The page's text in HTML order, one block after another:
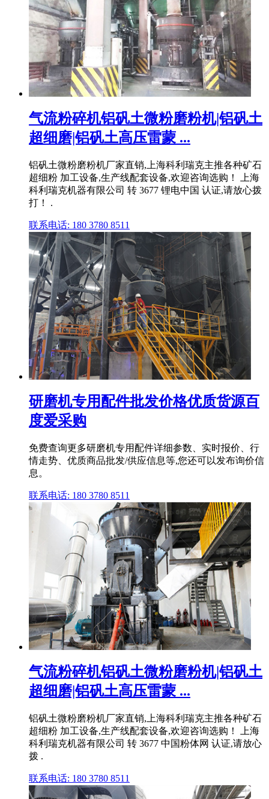
气流粉碎机铝矾土微粉磨粉机|铝矾土
超细磨|铝矾土高压雷蒙 ...
铝矾土微粉磨粉机厂家直销,上海科利瑞克主推各种矿石
超细粉 加工设备,生产线配套设备,欢迎咨询选购！ 上海
科利瑞克机器有限公司 转 3677 锂电中国 认证,请放心拨
打！ .
联系电话: 180 3780 8511
研磨机专用配件批发价格优质货源百
度爱采购
免费查询更多研磨机专用配件详细参数、实时报价、行
情走势、优质商品批发/供应信息等,您还可以发布询价信
息。
联系电话: 180 3780 8511
气流粉碎机铝矾土微粉磨粉机|铝矾土
超细磨|铝矾土高压雷蒙 ...
铝矾土微粉磨粉机厂家直销,上海科利瑞克主推各种矿石
超细粉 加工设备,生产线配套设备,欢迎咨询选购！ 上海
科利瑞克机器有限公司 转 3677 中国粉体网 认证,请放心
拨 .
联系电话: 180 3780 8511